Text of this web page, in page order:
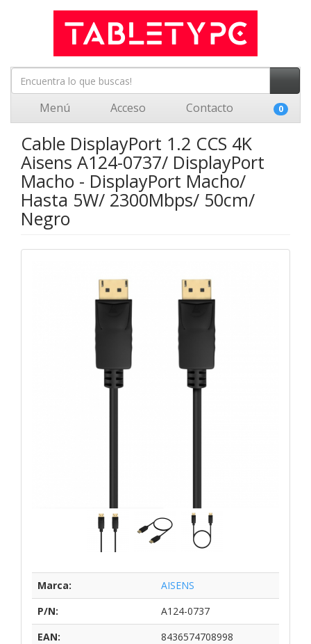
Menú Acceso Contacto 0
Cable DisplayPort 1.2 CCS 4K
Aisens A124-0737/ DisplayPort
Macho - DisplayPort Macho/
Hasta 5W/ 2300Mbps/ 50cm/
Negro
Marca:
AISENS
P/N:
A124-0737
EAN:
8436574708998